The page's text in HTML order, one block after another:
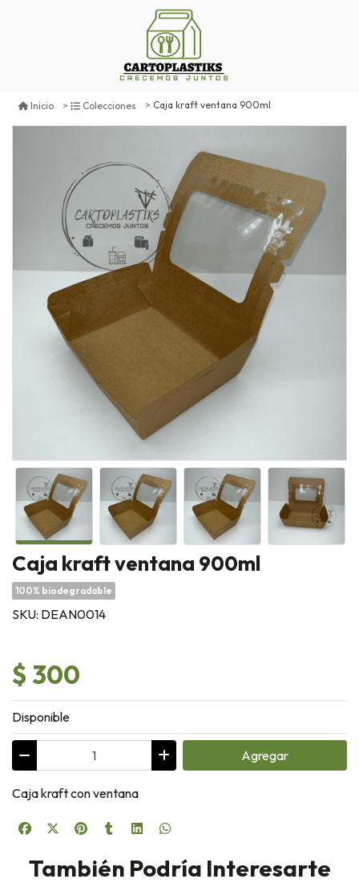
Inicio Colecciones Caja kraft ventana 900ml
Caja kraft ventana 900ml
100% biodegradable
SKU: DEAN0014
$ 300
Disponible
Agregar
Caja kraft con ventana
También Podría Interesarte